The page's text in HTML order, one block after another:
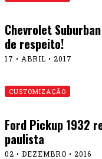
Chevrolet
de respeito!
17 • ABRIL • 2017
CUSTOMIZAÇÃO
Ford Pickup 1932
paulista
02 • DEZEMBRO • 2016